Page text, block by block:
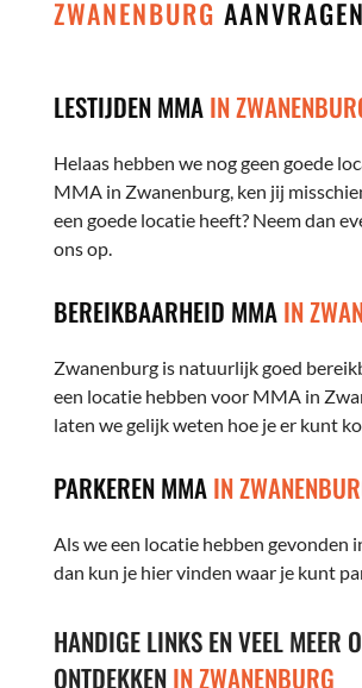
ZWANENBURG AANVRAGEN
LESTIJDEN MMAIN
Helaas hebben we nog geen goede
MMA in Zwanenburg, ken jij
een goede locatie heeft? Neem dan
ons op.
BEREIKBAARHEID MMAIN
Zwanenburg is natuurlijk goed
een locatie hebben voor MMA in
laten we gelijk weten hoe je er kunt
PARKEREN MMAIN
Als we een locatie hebben gevonden
dan kun je hier vinden waar je kunt
HANDIGE LINKS EN VEEL MEER
ONTDEKKENIN ZWANENBURG